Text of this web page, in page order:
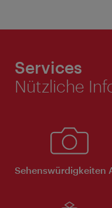
Services
Nützliche
Sehenswürdigkeiten